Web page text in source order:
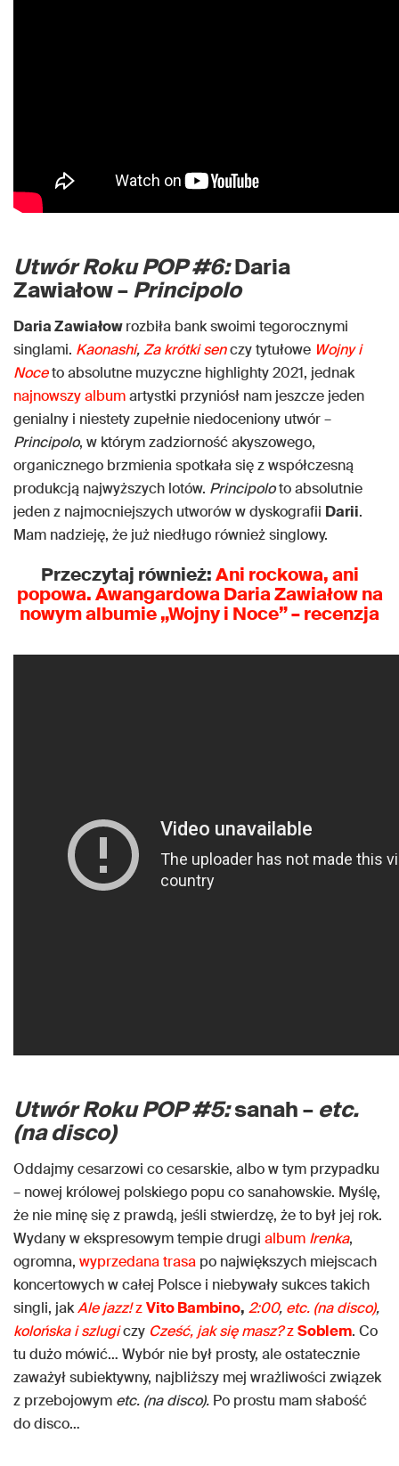
Utwór Roku POP #6:Daria
Zawiałow –Principolo
Daria Zawiałowrozbiła bank swoimi tegorocznymi
singlami. Kaonashi,Za krótki senczy tytułowe Wojny i
Noceto absolutne muzyczne highlighty 2021, jednak
najnowszy albumartystki przyniósł nam jeszcze jeden
genialny i niestety zupełnie niedoceniony utwór –
Principolo, w którym zadziorność akyszowego,
organicznego brzmienia spotkała się z współczesną
produkcją najwyższych lotów. Principoloto absolutnie
jeden z najmocniejszych utworów w dyskografii Darii.
Mam nadzieję, że już niedługo również singlowy.
Przeczytaj również:Ani rockowa, ani
popowa. Awangardowa Daria Zawiałow na
nowym albumie „Wojny i Noce” – recenzja
Utwór Roku POP #5:sanah – etc.
(na disco)
Oddajmy cesarzowi co cesarskie, albo w tym przypadku
– nowej królowej polskiego popu co sanahowskie. Myślę,
że nie minę się z prawdą, jeśli stwierdzę, że to był jej rok.
Wydany w ekspresowym tempie drugi album Irenka,
ogromna, wyprzedana trasa po największych miejscach
koncertowych w całej Polsce i niebywały sukces takich
singli, jakAle jazz!zVito Bambino, 2:00, etc. (na disco),
kolońska i szlugiczy Cześć, jak się masz?zSoblem. Co
tu dużo mówić… Wybór nie był prosty, ale ostatecznie
zaważył subiektywny, najbliższy mej wrażliwości związek
z przebojowym etc. (na disco). Po prostu mam słabość
do disco…